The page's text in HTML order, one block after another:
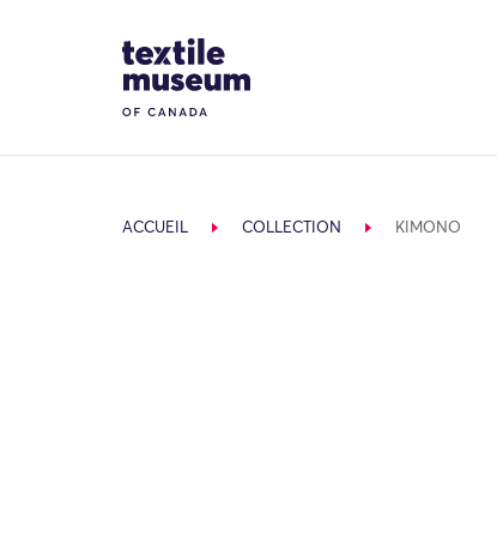
Site Logo
ACCUEIL COLLECTION KIMONO